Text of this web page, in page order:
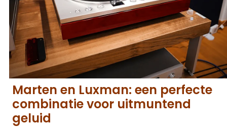
Marten en Luxman: een perfecte
combinatie voor uitmuntend
geluid